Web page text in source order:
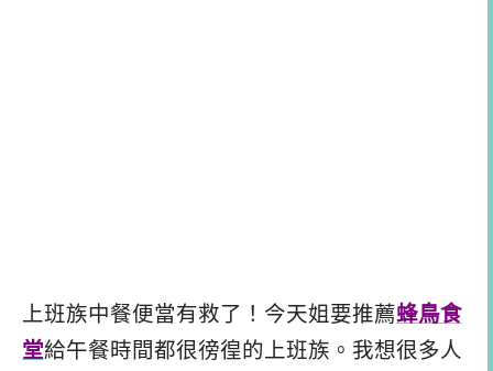
上班族中餐便當有救了！今天姐要推薦蜂鳥食
堂給午餐時間都很徬徨的上班族。我想很多人